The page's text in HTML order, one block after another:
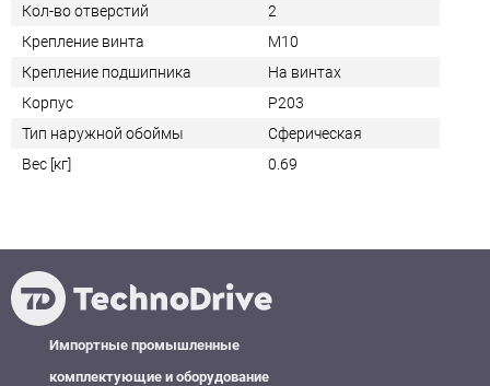
Кол-во отверстий
2
Крепление винта
M10
Крепление подшипника
На винтах
Корпус
P203
Тип наружной обоймы
Сферическая
Вес [кг]
0.69
Импортные промышленные
комплектующие и оборудование